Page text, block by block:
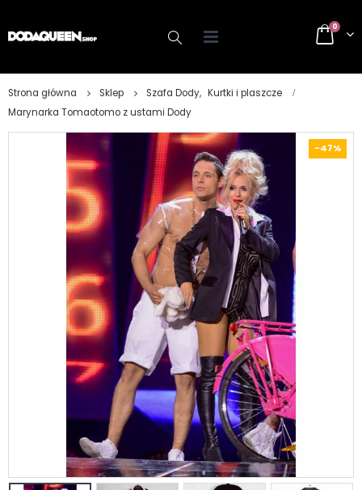
0
Strona główna Sklep Szafa Dody, Kurtki i plaszcze
Marynarka Tomaotomo z ustami Dody
-47%